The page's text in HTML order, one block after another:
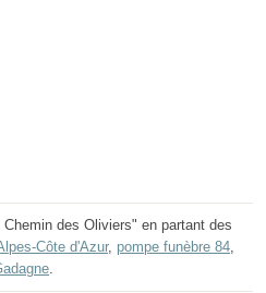
des Oliviers" en partant des
Côte d'Azur, pompe funèbre 84,
.